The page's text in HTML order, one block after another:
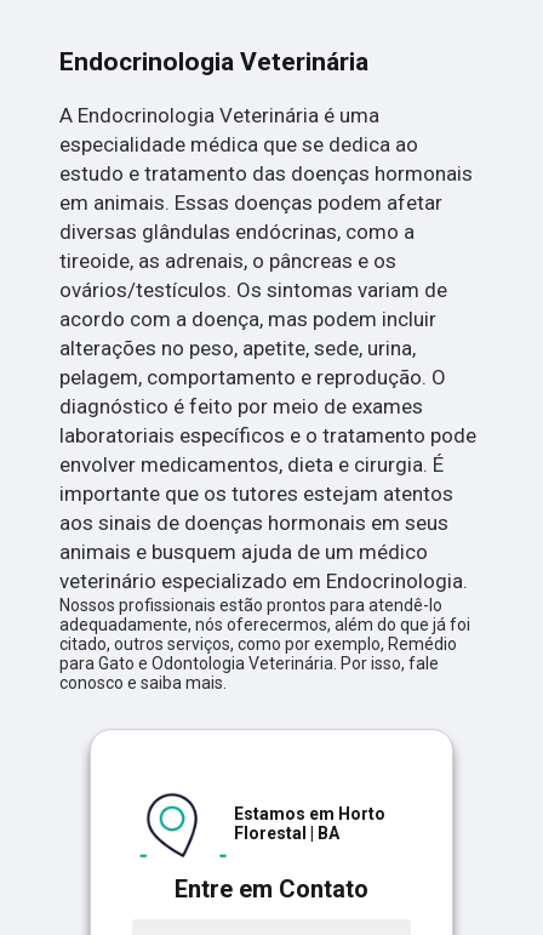
Endocrinologia Veterinária
A Endocrinologia Veterinária é uma
especialidade médica que se dedica ao
estudo e tratamento das doenças hormonais
em animais. Essas doenças podem afetar
diversas glândulas endócrinas, como a
tireoide, as adrenais, o pâncreas e os
ovários/testículos. Os sintomas variam de
acordo com a doença, mas podem incluir
alterações no peso, apetite, sede, urina,
pelagem, comportamento e reprodução. O
diagnóstico é feito por meio de exames
laboratoriais específicos e o tratamento pode
envolver medicamentos, dieta e cirurgia. É
importante que os tutores estejam atentos
aos sinais de doenças hormonais em seus
animais e busquem ajuda de um médico
veterinário especializado em Endocrinologia.
Nossos profissionais estão prontos para atendê-lo
adequadamente, nós oferecermos, além do que já foi
citado, outros serviços, como por exemplo, Remédio
para Gato e Odontologia Veterinária. Por isso, fale
conosco e saiba mais.
Entre em Contato
Estamos em Horto
Florestal | BA